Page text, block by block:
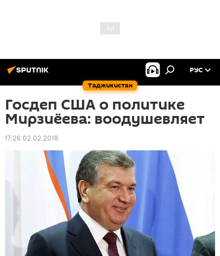
Таджикистан
РУС
Госдеп США о политике
Мирзиёева: воодушевляет
17:26 02.02.2018